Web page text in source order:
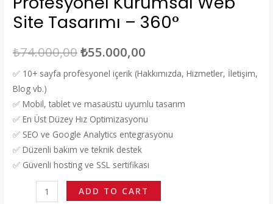
Site Tasarımı – 360°
₺74.000,00₺55.000,00
✅ 10+ sayfa profesyonel içerik (Hakkımızda, Hizmetler, İletişim,
Blog vb.)
✅ Mobil, tablet ve masaüstü uyumlu tasarım
✅ En Üst Düzey Hız Optimizasyonu
✅ SEO ve Google Analytics entegrasyonu
✅ Düzenli bakım ve teknik destek
✅ Güvenli hosting ve SSL sertifikası
ADD TO CART